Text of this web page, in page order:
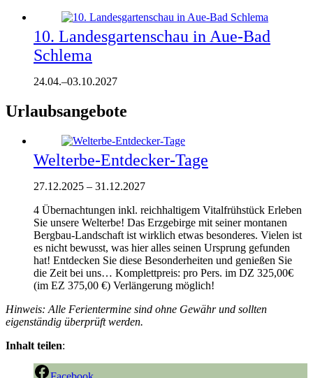
10. Landesgartenschau in Aue-Bad
Schlema
24.04.–03.10.2027
Urlaubsangebote
Welterbe-Entdecker-Tage
27.12.2025 – 31.12.2027
4 Übernachtungen inkl. reichhaltigem Vitalfrühstück Erleben
Sie unsere Welterbe! Das Erzgebirge mit seiner montanen
Bergbau-Landschaft ist wirklich etwas besonderes. Vielen ist
es nicht bewusst, was hier alles seinen Ursprung gefunden
hat! Entdecken Sie diese Besonderheiten und genießen Sie
die Zeit bei uns… Komplettpreis: pro Pers. im DZ 325,00€
(im EZ 375,00 €) Verlängerung möglich!
Hinweis: Alle Ferientermine sind ohne Gewähr und sollten
eigenständig überprüft werden.
Inhalt teilen: